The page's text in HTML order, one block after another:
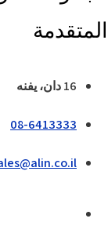
المتقدمة
16 دان، يفنه
08-6413333